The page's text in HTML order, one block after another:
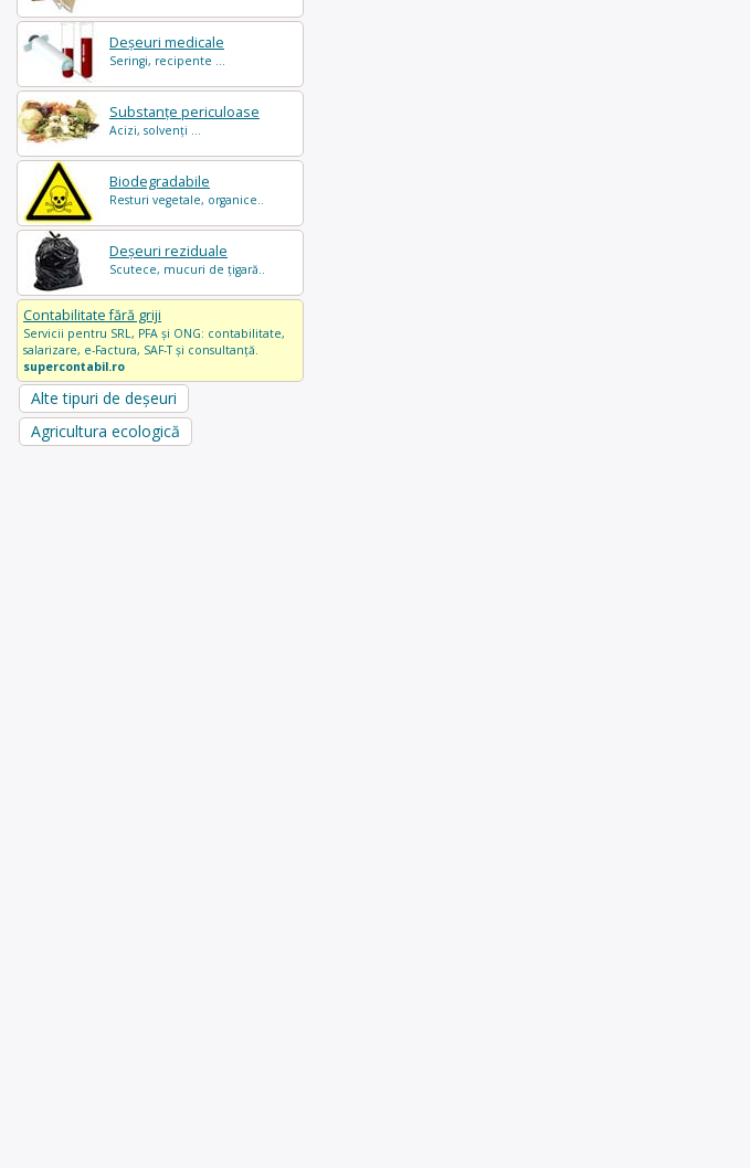
Deșeuri medicale
Seringi, recipente ...
Substanțe periculoase
Acizi, solvenți ...
Biodegradabile
Resturi vegetale, organice..
Deșeuri reziduale
Scutece, mucuri de țigară..
Contabilitate fără griji
Servicii pentru SRL, PFA și ONG: contabilitate,
salarizare, e-Factura, SAF-T și consultanță.
supercontabil.ro
Alte tipuri de deșeuri
Agricultura ecologică